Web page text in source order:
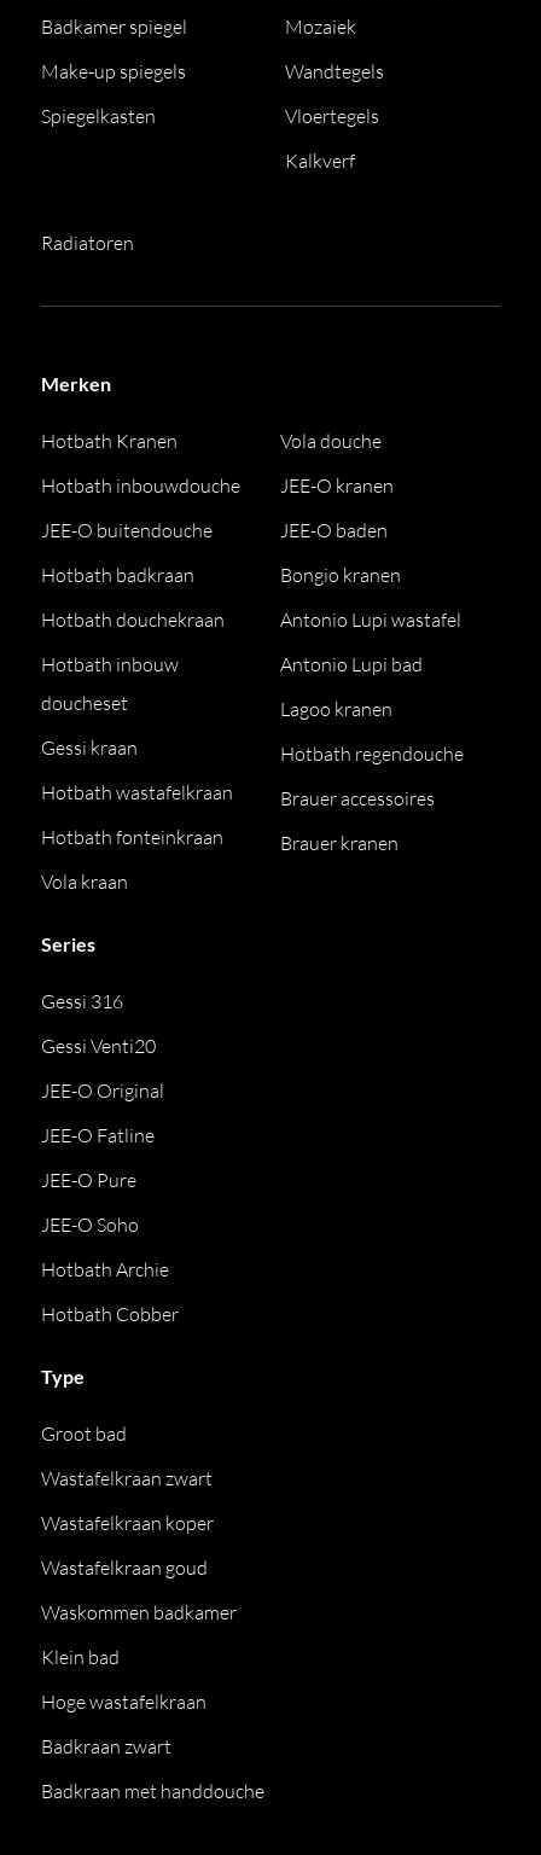
Badkamer spiegel
Make-up spiegels
Spiegelkasten
Mozaiek
Wandtegels
Vloertegels
Kalkverf
Radiatoren
Merken
Hotbath Kranen
Hotbath inbouwdouche
JEE-O buitendouche
Hotbath badkraan
Hotbath douchekraan
Hotbath inbouw
doucheset
Gessi kraan
Hotbath wastafelkraan
Hotbath fonteinkraan
Vola kraan
Vola douche
JEE-O kranen
JEE-O baden
Bongio kranen
Antonio Lupi wastafel
Antonio Lupi bad
Lagoo kranen
Hotbath regendouche
Brauer accessoires
Brauer kranen
Series
Gessi 316
Gessi Venti20
JEE-O Original
JEE-O Fatline
JEE-O Pure
JEE-O Soho
Hotbath Archie
Hotbath Cobber
Type
Groot bad
Wastafelkraan zwart
Wastafelkraan koper
Wastafelkraan goud
Waskommen badkamer
Klein bad
Hoge wastafelkraan
Badkraan zwart
Badkraan met handdouche